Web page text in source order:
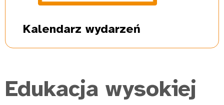
Kalendarz wydarzeń
Edukacja wysokiej